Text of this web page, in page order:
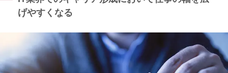
げやすくなる